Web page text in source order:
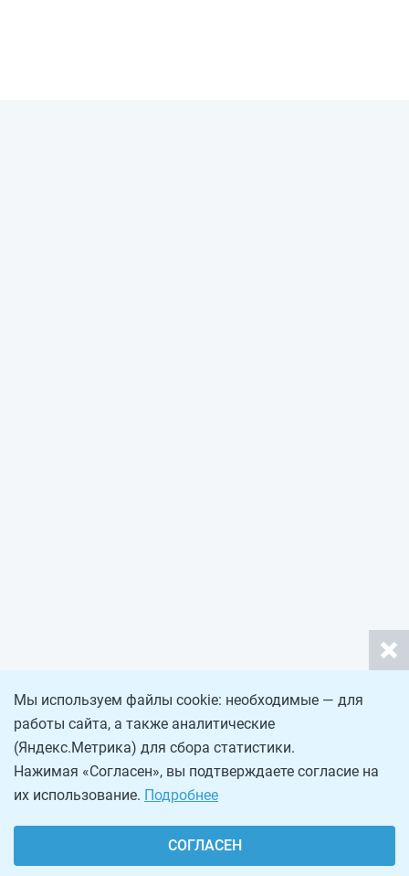
Мы используем файлы cookie: необходимые — для
работы сайта, а также аналитические
(Яндекс.Метрика) для сбора статистики.
Нажимая «Согласен», вы подтверждаете согласие на
их использование. Подробнее
СОГЛАСЕН